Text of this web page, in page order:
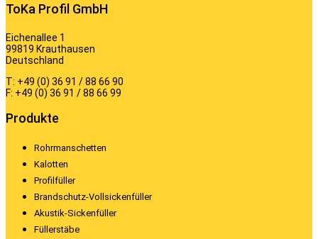
ToKa Profil GmbH
Eichenallee 1
99819 Krauthausen
Deutschland
T: +49 (0) 36 91 / 88 66 90
F: +49 (0) 36 91 / 88 66 99
Produkte
Rohrmanschetten
Kalotten
Profilfüller
Brandschutz-Vollsickenfüller
Akustik-Sickenfüller
Füllerstäbe